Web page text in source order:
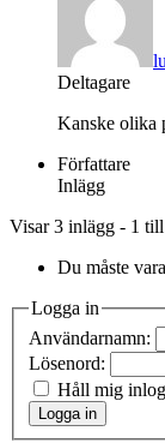
Deltagare
Kanske olika
Författare
Inlägg
Visar 3 inlägg - 1
Du måste
Logga in
Användarnamn:
Lösenord:
Håll mig
Logga in